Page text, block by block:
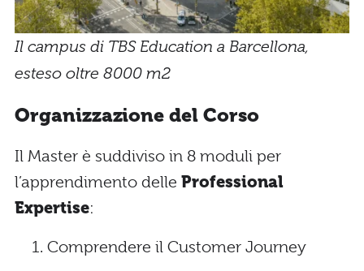
Il campus di TBS Education a Barcellona,
esteso oltre 8000 m2
Organizzazione del Corso
Il Master è suddiviso in 8 moduli per
l’apprendimento delle Professional
Expertise:
Comprendere il Customer Journey